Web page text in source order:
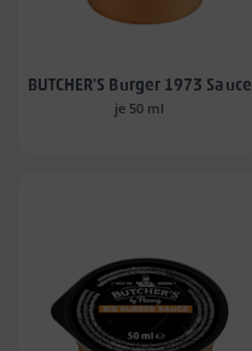
BUTCHER'S Burger 1973 Sauce
je 50 ml